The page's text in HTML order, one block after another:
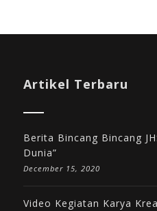
Artikel Terbaru
Berita Bincang Bincang
Dunia”
December 15, 2020
Video Kegiatan Karya